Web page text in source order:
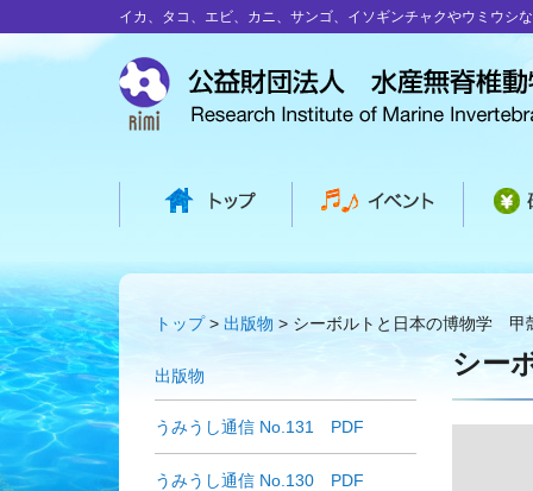
イカ、タコ、エビ、カニ、サンゴ、イソギンチャクやウミウシ
トップ 出版物 シーボルトと日本の博物学 甲
出版物
うみうし通信 No.131 PDF
うみうし通信 No.130 PDF
シー